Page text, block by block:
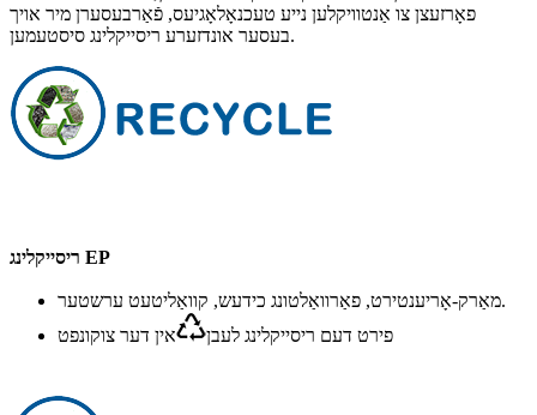
פאָרזעצן צו אַנטוויקלען נייע טעכנאָלאָגיעס, פֿאַרבעסערן מיר אויך
בעסער אונדזערע ריסייקלינג סיסטעמען.
ריסייקלינג EP
מאַרק-אָריענטירט, פאַרוואַלטונג כידעש, קוואַליטעט ערשטער.
פירט דעם ריסייקלינג לעבן
אין דער צוקונפט